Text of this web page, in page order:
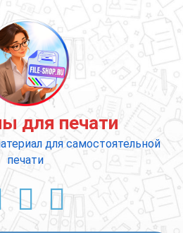
для печати
для самостоятельной
печати
ВКонтакте
YouTube
E-mail